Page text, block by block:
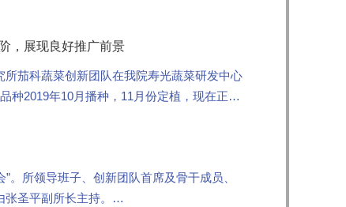
，展现良好推广前景
茄科蔬菜创新团队在我院寿光蔬菜研发中心
种2019年10月播种，11月份定植，现在正处
所领导班子、创新团队首席及骨干成员、
圣平副所长主持。